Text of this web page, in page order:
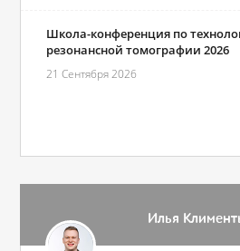
Школа-конференция по
резонансной томографии 2026
21 Сентября 2026
Илья